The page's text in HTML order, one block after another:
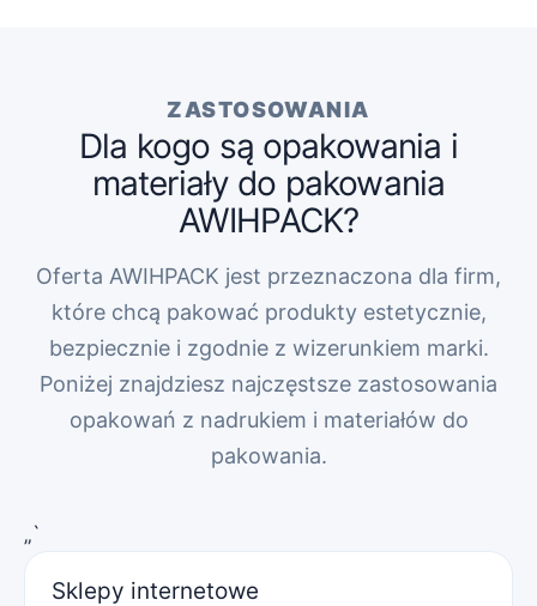
ZASTOSOWANIA
Dla kogo są opakowania i
materiały do pakowania
AWIHPACK?
Oferta AWIHPACK jest przeznaczona dla firm,
które chcą pakować produkty estetycznie,
bezpiecznie i zgodnie z wizerunkiem marki.
Poniżej znajdziesz najczęstsze zastosowania
opakowań z nadrukiem i materiałów do
pakowania.
„`
Sklepy internetowe